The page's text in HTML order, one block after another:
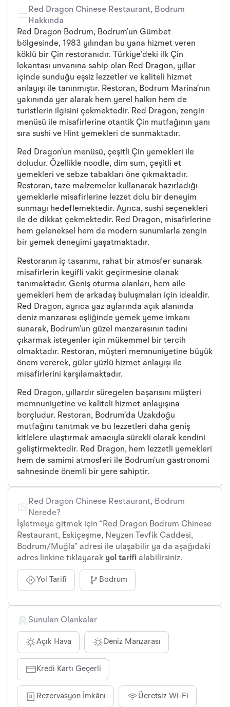
Red Dragon Chinese Restaurant, Bodrum
Hakkında
Red Dragon Bodrum, Bodrum’un Gümbet
bölgesinde, 1983 yılından bu yana hizmet veren
köklü bir Çin restoranıdır. Türkiye’deki ilk Çin
lokantası unvanına sahip olan Red Dragon, yıllar
içinde sunduğu eşsiz lezzetler ve kaliteli hizmet
anlayışı ile tanınmıştır. Restoran, Bodrum Marina’nın
yakınında yer alarak hem yerel halkın hem de
turistlerin ilgisini çekmektedir. Red Dragon, zengin
menüsü ile misafirlerine otantik Çin mutfağının yanı
sıra sushi ve Hint yemekleri de sunmaktadır.
Red Dragon’un menüsü, çeşitli Çin yemekleri ile
doludur. Özellikle noodle, dim sum, çeşitli et
yemekleri ve sebze tabakları öne çıkmaktadır.
Restoran, taze malzemeler kullanarak hazırladığı
yemeklerle misafirlerine lezzet dolu bir deneyim
sunmayı hedeflemektedir. Ayrıca, sushi seçenekleri
ile de dikkat çekmektedir. Red Dragon, misafirlerine
hem geleneksel hem de modern sunumlarla zengin
bir yemek deneyimi yaşatmaktadır.
Restoranın iç tasarımı, rahat bir atmosfer sunarak
misafirlerin keyifli vakit geçirmesine olanak
tanımaktadır. Geniş oturma alanları, hem aile
yemekleri hem de arkadaş buluşmaları için idealdir.
Red Dragon, ayrıca yaz aylarında açık alanında
deniz manzarası eşliğinde yemek yeme imkanı
sunarak, Bodrum’un güzel manzarasının tadını
çıkarmak isteyenler için mükemmel bir tercih
olmaktadır. Restoran, müşteri memnuniyetine büyük
önem vererek, güler yüzlü hizmet anlayışı ile
misafirlerini karşılamaktadır.
Red Dragon, yıllardır süregelen başarısını müşteri
memnuniyetine ve kaliteli hizmet anlayışına
borçludur. Restoran, Bodrum’da Uzakdoğu
mutfağını tanıtmak ve bu lezzetleri daha geniş
kitlelere ulaştırmak amacıyla sürekli olarak kendini
geliştirmektedir. Red Dragon, hem lezzetli yemekleri
hem de samimi atmosferi ile Bodrum’un gastronomi
sahnesinde önemli bir yere sahiptir.
Red Dragon Chinese Restaurant, Bodrum
Nerede?
İşletmeye gitmek için “Red Dragon Bodrum Chinese
Restaurant, Eskiçeşme, Neyzen Tevfik Caddesi,
Bodrum/Muğla” adresi ile ulaşabilir ya da aşağıdaki
adres linkine tıklayarak yol tarifi alabilirsiniz.
Yol Tarifi Bodrum
Sunulan Olankalar
Açık Hava Deniz Manzarası
Kredi Kartı Geçerli
Rezervasyon İmkânı Ücretsiz Wi-Fi